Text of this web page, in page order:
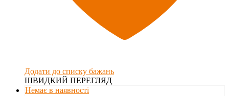
Додати до списку бажань
ШВИДКИЙ ПЕРЕГЛЯД
Немає в наявності